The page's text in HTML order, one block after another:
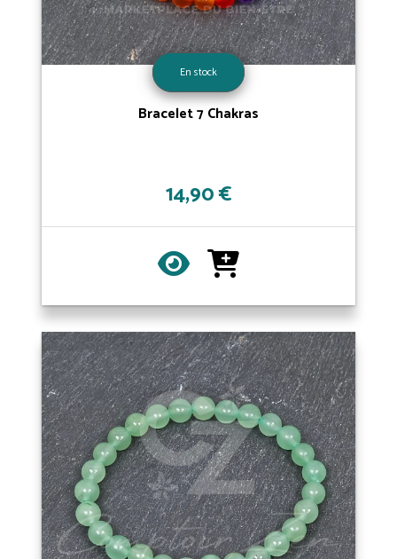
En stock
Bracelet 7 Chakras
14,90 €